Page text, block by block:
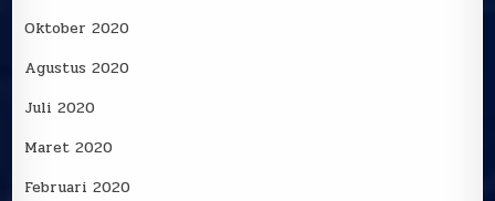
Oktober 2020
Agustus 2020
Juli 2020
Maret 2020
Februari 2020